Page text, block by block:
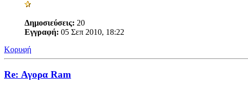
Δημοσιεύσεις: 20
Εγγραφή: 05 Σεπ 2010, 18:22
Κορυφή
Re: Αγορα Ram